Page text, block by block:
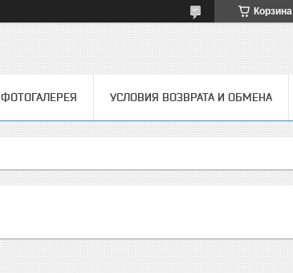
Корзина
ФОТОГАЛЕРЕЯ УСЛОВИЯ ВОЗВРАТА И ОБМЕНА